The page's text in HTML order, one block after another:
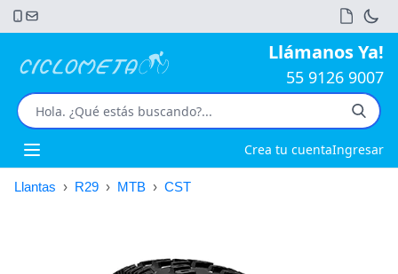
Llámanos Ya!
55 9126 9007
Open main menu Crea tu cuentaIngresar
Llantas › R29 › MTB › CST